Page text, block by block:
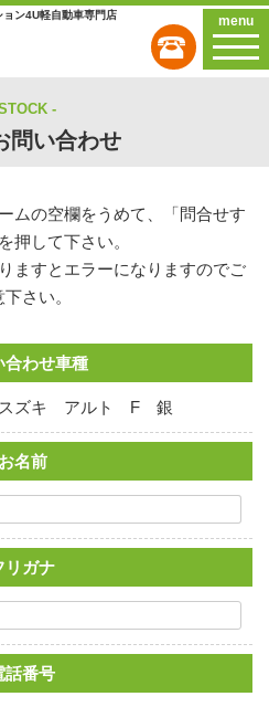
ン4U軽自動車専門店 menu
問い合わせ
ムの空欄をうめて、「問合せす
押して下さい。
ますとエラーになりますのでご
さい。
合わせ車種
スズキ アルト F 銀
お名前
リガナ
話番号